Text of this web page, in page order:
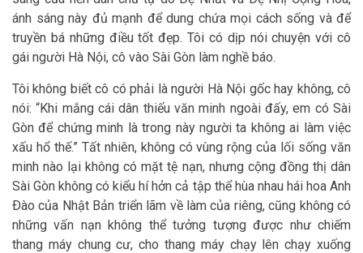
ánh sáng này đủ mạnh để dung chứa mọi cách sống và để
truyền bá những điều tốt đẹp. Tôi có dịp nói chuyện với cô
gái người Hà Nội, cô vào Sài Gòn làm nghề báo.
Tôi không biết cô có phải là người Hà Nội gốc hay không, cô
nói: “Khi mắng cái dân thiếu văn minh ngoài đấy, em có Sài
Gòn để chứng minh là trong này người ta không ai làm việc
xấu hổ thế.” Tất nhiên, không có vùng rộng của lối sống văn
minh nào lại không có mặt tệ nạn, nhưng cộng đồng thị dân
Sài Gòn không có kiểu hí hởn cả tập thể hùa nhau hái hoa Anh
Ðào của Nhật Bản triển lãm về làm của riêng, cũng không có
những vấn nạn không thể tưởng tượng được như chiếm
thang máy chung cư, cho thang máy chạy lên chạy xuống